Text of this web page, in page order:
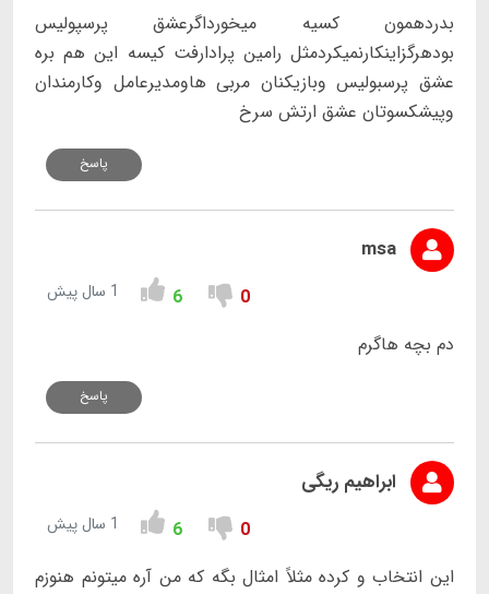
بدردهمون کسیه میخورداگرعشق پرسپولیس
بودهرگزاینکارنمیکردمثل رامین پرادارفت کیسه این هم بره
عشق پرسبولیس وبازیکنان مربی هاومدیرعامل وکارمندان
وپیشکسوتان عشق ارتش سرخ
پاسخ
msa
0
6 1 سال پیش
دم بچه هاگرم
پاسخ
ابراهیم ریگی
0
6 1 سال پیش
این انتخاب و کرده مثلاً امثال بگه که من آره میتونم هنوزم